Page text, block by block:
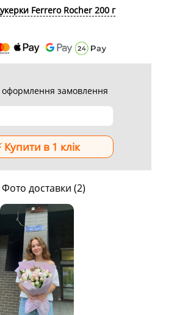
Ferrero Rocher 200 г
замовлення
доставки (2)